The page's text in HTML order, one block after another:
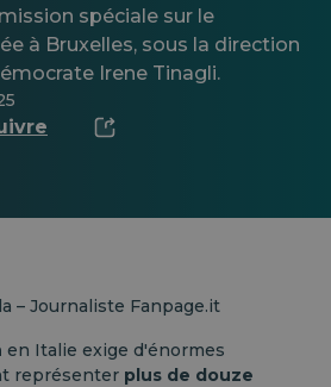
spéciale sur le
à Bruxelles, sous la direction
Irene Tinagli.
– Journaliste Fanpage.it
en Italie exige d'énormes
représenter plus de douze